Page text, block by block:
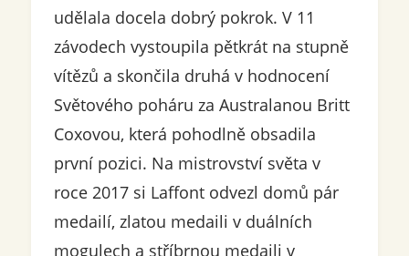
udělala docela dobrý pokrok. V 11
závodech vystoupila pětkrát na stupně
vítězů a skončila druhá v hodnocení
Světového poháru za Australanou Britt
Coxovou, která pohodlně obsadila
první pozici. Na mistrovství světa v
roce 2017 si Laffont odvezl domů pár
medailí, zlatou medaili v duálních
mogulech a stříbrnou medaili v